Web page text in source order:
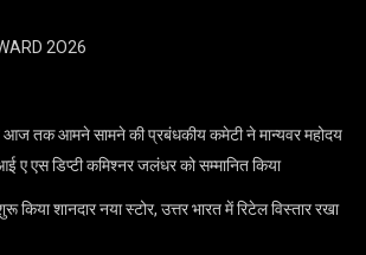
2O26
आज तक आमने सामने की प्रबंधकीय कमेटी ने मान्यवर महोदय
ए एस डिप्टी कमिश्नर जलंधर को सम्मानित किया
किया शानदार नया स्टोर, उत्तर भारत में रिटेल विस्तार रखा